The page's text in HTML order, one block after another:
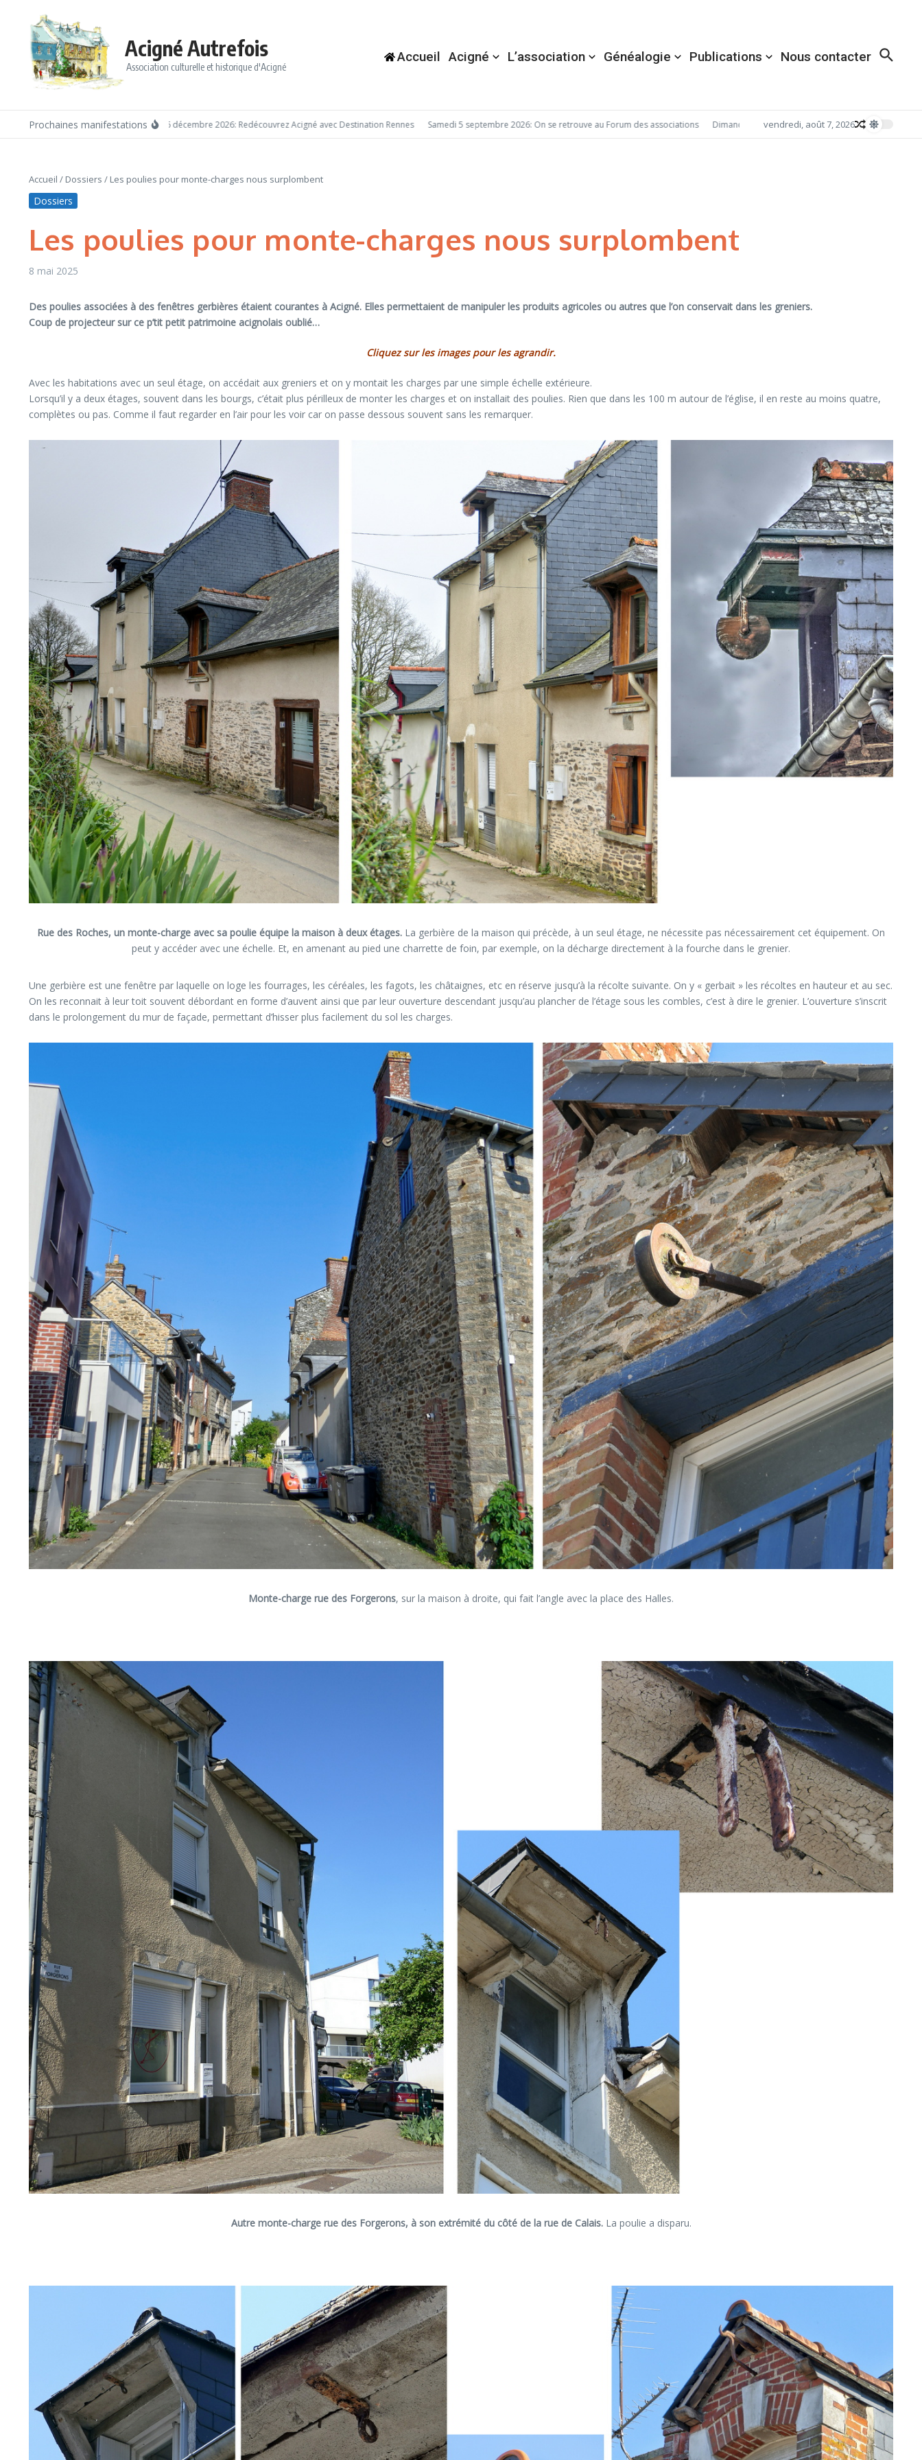
Acigné Autrefois
Association culturelle et historique d'Acigné
Accueil Acigné L’association Généalogie Publications Nous contacter
Prochaines manifestationsDimanche 6 décembre 2026: Redécouvrez Acigné avec Destination Rennes Samedi 5 septembre 2026: On se retrouve au Forum des associations Dimanche 6 décembre 2026: Redécouvrez Acigné avec
vendredi, août 7, 2026
Accueil / Dossiers / Les poulies pour monte-charges nous surplombent
Dossiers
Les poulies pour monte-charges nous surplombent
8 mai 2025
Des poulies associées à des fenêtres gerbières étaient courantes à Acigné. Elles permettaient de manipuler les produits agricoles ou autres que l’on conservait dans les greniers.
Coup de projecteur sur ce p’tit petit patrimoine acignolais oublié…
Cliquez sur les images pour les agrandir.
Avec les habitations avec un seul étage, on accédait aux greniers et on y montait les charges par une simple échelle extérieure.
Lorsqu’il y a deux étages, souvent dans les bourgs, c’était plus périlleux de monter les charges et on installait des poulies. Rien que dans les 100 m autour de l’église, il en reste au moins quatre,
complètes ou pas. Comme il faut regarder en l’air pour les voir car on passe dessous souvent sans les remarquer.
Rue des Roches, un monte-charge avec sa poulie équipe la maison à deux étages. La gerbière de la maison qui précède, à un seul étage, ne nécessite pas nécessairement cet équipement. On
peut y accéder avec une échelle. Et, en amenant au pied une charrette de foin, par exemple, on la décharge directement à la fourche dans le grenier.
Une gerbière est une fenêtre par laquelle on loge les fourrages, les céréales, les fagots, les châtaignes, etc en réserve jusqu’à la récolte suivante. On y « gerbait » les récoltes en hauteur et au sec.
On les reconnait à leur toit souvent débordant en forme d’auvent ainsi que par leur ouverture descendant jusqu’au plancher de l’étage sous les combles, c’est à dire le grenier. L’ouverture s’inscrit
dans le prolongement du mur de façade, permettant d’hisser plus facilement du sol les charges.
Monte-charge rue des Forgerons, sur la maison à droite, qui fait l’angle avec la place des Halles.
Autre monte-charge rue des Forgerons, à son extrémité du côté de la rue de Calais.La poulie a disparu.